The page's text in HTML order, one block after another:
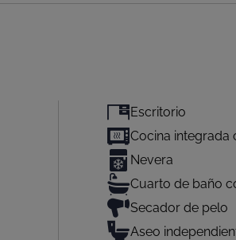
Escritorio
Cocina integrada
Nevera
Cuarto de baño
Secador de pelo
Aseo